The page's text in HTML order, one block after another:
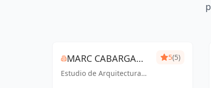
MARC CABARGA
SANGENIS
Estudio de Arquitectura
5(5)